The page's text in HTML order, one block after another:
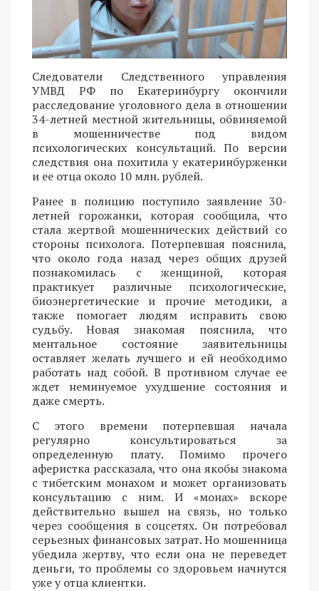
Следователи Следственного управления
УМВД РФ по Екатеринбургу окончили
расследование уголовного дела в отношении
34-летней местной жительницы, обвиняемой
в мошенничестве под видом
психологических консультаций. По версии
следствия она похитила у екатеринбурженки
и ее отца около 10 млн. рублей.
Ранее в полицию поступило заявление 30-
летней горожанки, которая сообщила, что
стала жертвой мошеннических действий со
стороны психолога. Потерпевшая пояснила,
что около года назад через общих друзей
познакомилась с женщиной, которая
практикует различные психологические,
биоэнергетические и прочие методики, а
также помогает людям исправить свою
судьбу. Новая знакомая пояснила, что
ментальное состояние заявительницы
оставляет желать лучшего и ей необходимо
работать над собой. В противном случае ее
ждет неминуемое ухудшение состояния и
даже смерть.
С этого времени потерпевшая начала
регулярно консультироваться за
определенную плату. Помимо прочего
аферистка рассказала, что она якобы знакома
с тибетским монахом и может организовать
консультацию с ним. И «монах» вскоре
действительно вышел на связь, но только
через сообщения в соцсетях. Он потребовал
серьезных финансовых затрат. Но мошенница
убедила жертву, что если она не переведет
деньги, то проблемы со здоровьем начнутся
уже у отца клиентки.